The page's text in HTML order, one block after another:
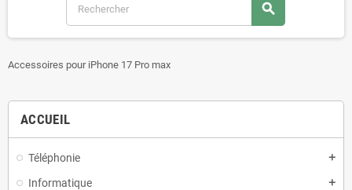
ACCUEIL
Téléphonie add
Informatique add
search
Accessoires pour iPhone 17 Pro max